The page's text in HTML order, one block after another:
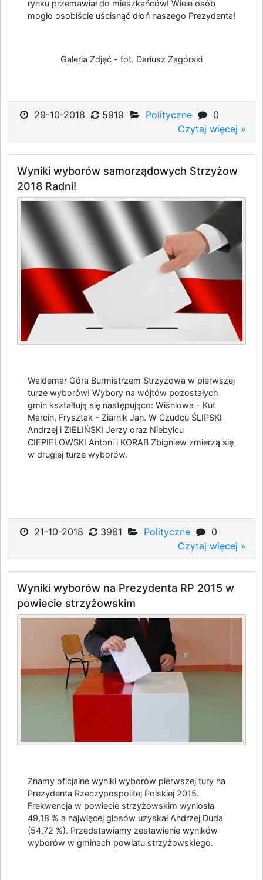
rynku przemawiał do mieszkańców! Wiele osób
mogło osobiście uścisnąć dłoń naszego Prezydenta!
Galeria Zdjęć - fot. Dariusz Zagórski
29-10-2018 5919 Polityczne
0
Czytaj więcej »
Wyniki wyborów samorządowych Strzyżow
2018 Radni!
Waldemar Góra Burmistrzem Strzyżowa w pierwszej
turze wyborów! Wybory na wójtów pozostałych
gmin kształtują się następująco: Wiśniowa - Kut
Marcin, Frysztak - Ziarnik Jan. W Czudcu ŚLIPSKI
Andrzej i ZIELIŃSKI Jerzy oraz Niebylcu
CIEPIELOWSKI Antoni i KORAB Zbigniew zmierzą się
w drugiej turze wyborów.
21-10-2018 3961 Polityczne
0
Czytaj więcej »
Wyniki wyborów na Prezydenta RP 2015 w
powiecie strzyżowskim
Znamy oficjalne wyniki wyborów pierwszej tury na
Prezydenta Rzeczypospolitej Polskiej 2015.
Frekwencja w powiecie strzyżowskim wyniosła
49,18 % a najwięcej głosów uzyskał Andrzej Duda
(54,72 %). Przedstawiamy zestawienie wyników
wyborów w gminach powiatu strzyżowskiego.